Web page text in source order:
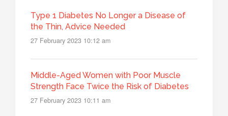
Type 1 Diabetes No Longer a Disease of
the Thin, Advice Needed
27 February 2023 10:12 am
Middle-Aged Women with Poor Muscle
Strength Face Twice the Risk of Diabetes
27 February 2023 10:11 am